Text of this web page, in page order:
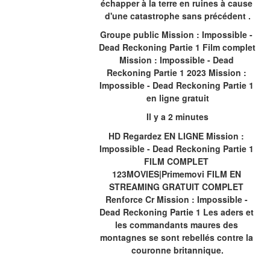
échapper à la terre en ruines à cause
d'une catastrophe sans précédent .
Groupe public Mission : Impossible -
Dead Reckoning Partie 1 Film complet
Mission : Impossible - Dead
Reckoning Partie 1 2023 Mission :
Impossible - Dead Reckoning Partie 1
en ligne gratuit
Il y a 2 minutes
HD Regardez EN LIGNE Mission :
Impossible - Dead Reckoning Partie 1
FILM COMPLET
123MOVIES|Primemovi FILM EN
STREAMING GRATUIT COMPLET
Renforce Cr Mission : Impossible -
Dead Reckoning Partie 1 Les aders et
les commandants maures des
montagnes se sont rebellés contre la
couronne britannique.